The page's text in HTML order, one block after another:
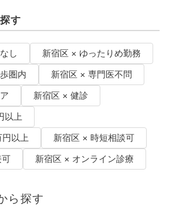
す
し
新宿区 × ゆったりめ勤務
圏内
新宿区 × 専門医不問
新宿区 × 健診
以上
以上
新宿区 × 時短相談可
新宿区 × オンライン診療
ら探す